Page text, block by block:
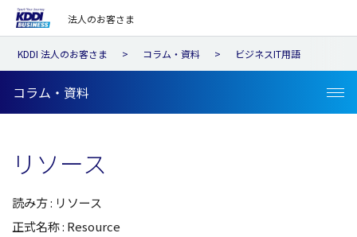
法人のお客さま
KDDI 法人のお客さま コラム・資料 ビジネスIT用語
コラム・資料
リソース
読み方 : リソース
正式名称 : Resource